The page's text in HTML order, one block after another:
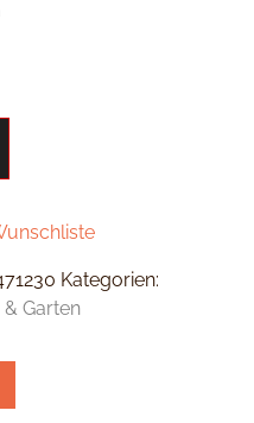
Kategorien:
& Garten